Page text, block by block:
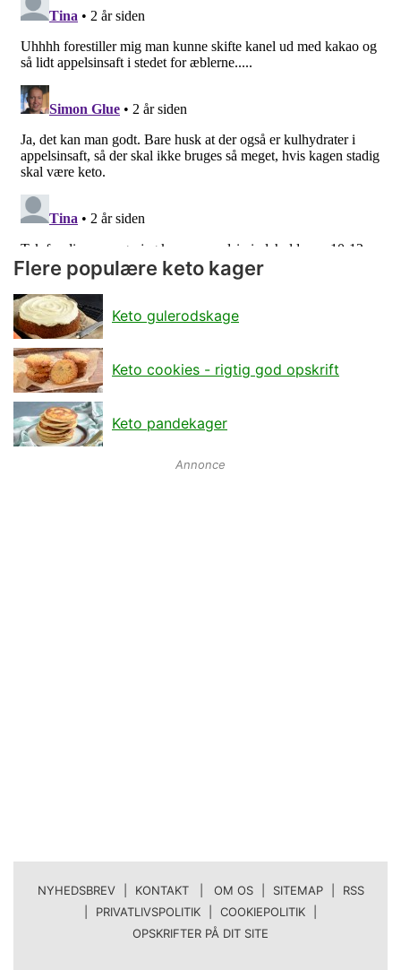
Flere populære keto kager
Keto gulerodskage
Keto cookies - rigtig god opskrift
Keto pandekager
Annonce
NYHEDSBREV KONTAKT | OM OS SITEMAP
RSS
PRIVATLIVSPOLITIK COOKIEPOLITIK
OPSKRIFTER PÅ DIT SITE